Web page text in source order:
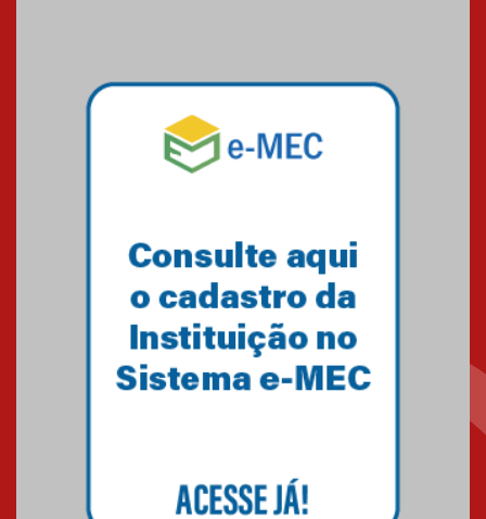
04.08.2026
Como o Colégio Mackenzie
Brasília prepara seus
Como os pais podem investir
na educação dos filhos além da
escola
docentes para debater
inovação e desafios da
educação superior